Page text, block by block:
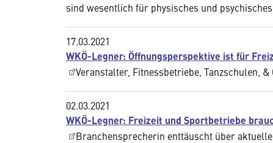
sind wesentlich für physisches und
17.03.2021
WKÖ-Legner: Öffnungsperspektive ist für
Veranstalter, Fitnessbetriebe, Tanzschulen,
02.03.2021
WKÖ-Legner: Freizeit und Sportbetriebe
Branchensprecherin enttäuscht über